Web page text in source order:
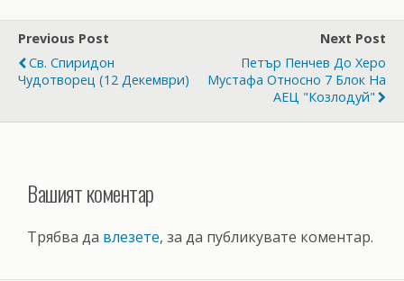
Previous Post
Св. Спиридон
Чудотворец (12 Декември)
Next Post
Петър Пенчев До Херо
Мустафа Относно 7 Блок На
АЕЦ "Козлодуй"
Вашият коментар
Трябва да влезете, за да публикувате коментар.